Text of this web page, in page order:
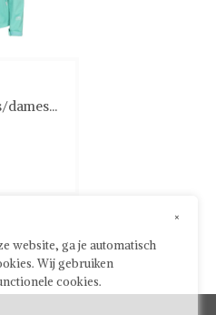
dames...
×
website, ga je automatisch
Wij gebruiken
cookies.